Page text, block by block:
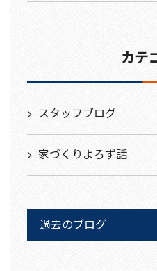
カテ
スタッフブログ
家づくりよろず話
過去のブログ